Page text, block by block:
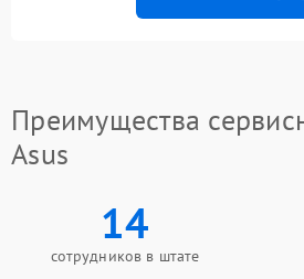
Преимущества
Asus
14
сотрудников в штате